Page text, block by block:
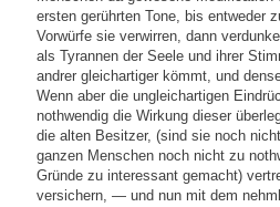
ersten gerührten Tone, bis entweder
Vorwürfe sie verwirren, dann
als Tyrannen der Seele und ihrer
andrer gleichartiger kömmt, und
Wenn aber die ungleichartigen
nothwendig die Wirkung dieser
die alten Besitzer, (sind sie noch
ganzen Menschen noch nicht zu
Gründe zu interessant gemacht)
versichern, — und nun mit dem